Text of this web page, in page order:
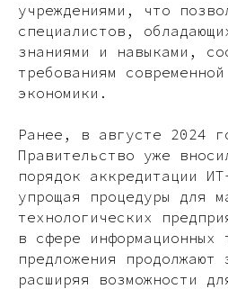
учреждениями, что
специалистов,
знаниями и навыками,
требованиям
экономики.
Ранее, в августе 2024
Правительство уже
порядок аккредитации
упрощая процедуры для
технологических
в сфере информационных
предложения продолжают
расширяя возможности